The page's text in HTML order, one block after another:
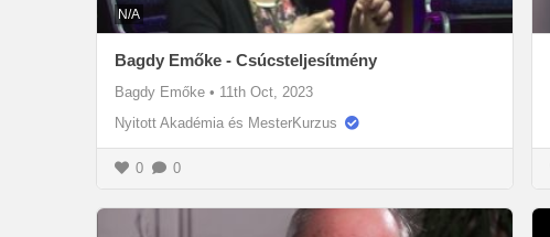
N/A
Bagdy Emőke - Csúcsteljesítmény
Bagdy Emőke • 11th Oct, 2023
Nyitott Akadémia és MesterKurzus
0 0